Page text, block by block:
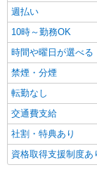
（株）ウィルオブ
（株）ウィルオブ
週払い
10時～勤務OK
時間や曜日が選べる
禁煙・分煙
転勤なし
交通費支給
社割・特典あり
資格取得支援制度あ